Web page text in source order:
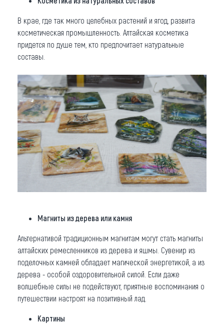
В крае, где так много целебных растений и ягод, развита
косметическая промышленность. Алтайская косметика
придется по душе тем, кто предпочитает натуральные
составы.
Магниты из дерева или камня
Альтернативой традиционным магнитам могут стать магниты
алтайских ремесленников из дерева и яшмы. Сувенир из
поделочных камней обладает магической энергетикой, а из
дерева - особой оздоровительной силой. Если даже
волшебные силы не подействуют, приятные воспоминания о
путешествии настроят на позитивный лад.
Картины